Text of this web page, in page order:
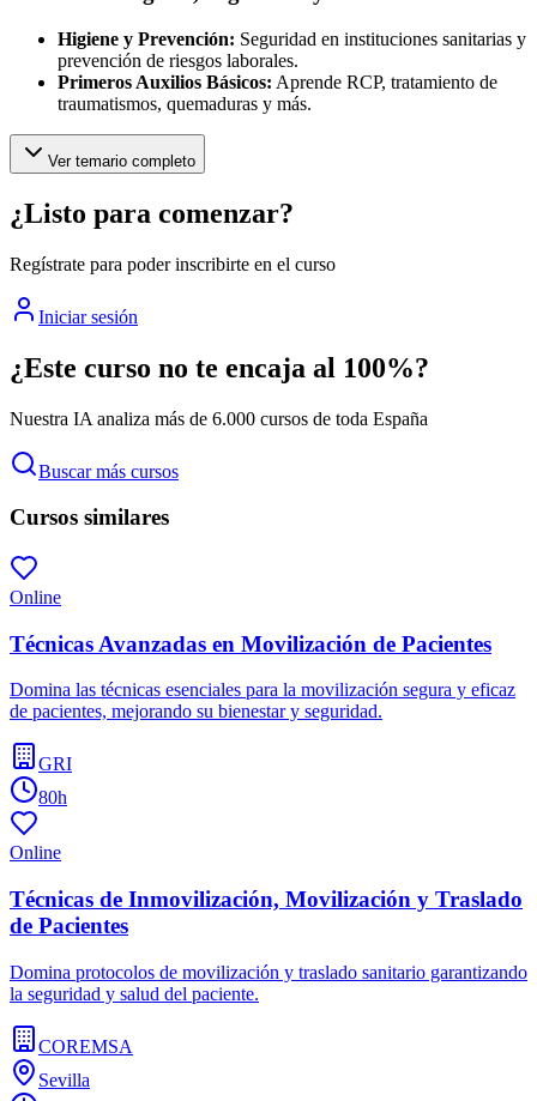
Higiene y Prevención: Seguridad en instituciones sanitarias y
prevención de riesgos laborales.
Primeros Auxilios Básicos: Aprende RCP, tratamiento de
traumatismos, quemaduras y más.
Ver temario completo
¿Listo para comenzar?
Regístrate para poder inscribirte en el curso
Iniciar sesión
¿Este curso no te encaja al 100%?
Nuestra IA analiza más de 6.000 cursos de toda España
Buscar más cursos
Cursos similares
Online
Técnicas Avanzadas en Movilización de Pacientes
Domina las técnicas esenciales para la movilización segura y eficaz
de pacientes, mejorando su bienestar y seguridad.
GRI
80h
Online
Técnicas de Inmovilización, Movilización y Traslado
de Pacientes
Domina protocolos de movilización y traslado sanitario garantizando
la seguridad y salud del paciente.
COREMSA
Sevilla